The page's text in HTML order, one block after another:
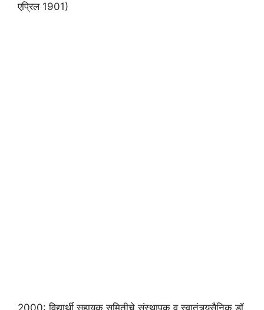
एप्रिल 1901)
2000: विद्यार्थी सहायक समितीचे संस्थापक व स्वातंत्र्यसैनिक डॉ.